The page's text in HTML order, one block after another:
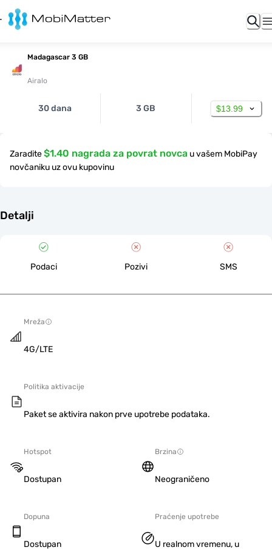
Madagascar 3 GB
Airalo
30 dana 3 GB $13.99
Zaradite$1.40 nagrada za povrat novca u vašem MobiPay
novčaniku uz ovu kupovinu
Detalji
Podaci Pozivi SMS
Mreža
4G/LTE
Politika aktivacije
Paket se aktivira nakon prve upotrebe podataka.
Hotspot
Dostupan
Brzina
Neograničeno
Dopuna
Dostupan
Praćenje upotrebe
U realnom vremenu, u